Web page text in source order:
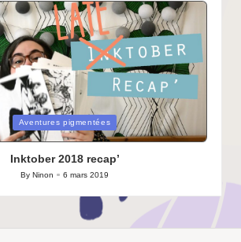
Aventures pigmentées
Inktober 2018 recap’
Posted
by
By Ninon 6 mars 2019